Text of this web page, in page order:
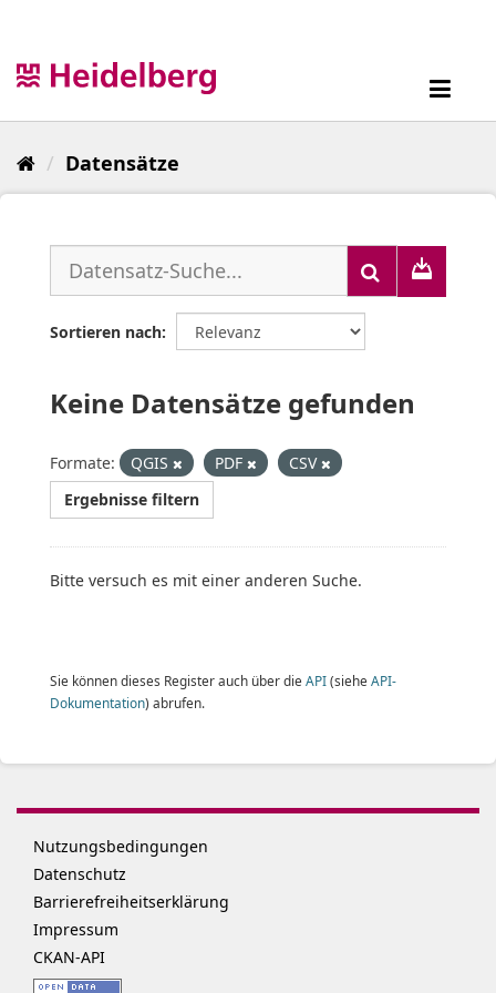
Datensätze
Sortieren nach
Keine Datensätze gefunden
Formate: QGIS PDF
CSV
Ergebnisse filtern
Bitte versuch es mit einer anderen Suche.
Sie können dieses Register auch über die API(siehe API-
Dokumentation) abrufen.
Nutzungsbedingungen
Datenschutz
Barrierefreiheitserklärung
Impressum
CKAN-API